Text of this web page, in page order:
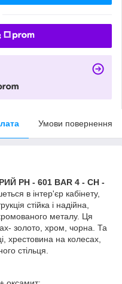
Умови повернення
PH - 601 BAR 4 - CH -
в інтер'єр кабінету,
стійка і надійна,
металу. Ця
золото, хром, чорна. Та
хрестовина на колесах,
стільця.